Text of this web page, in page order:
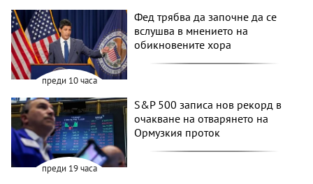
преди 10 часа
Фед трябва да започне да се
вслушва в мнението на
обикновените хора
преди 19 часа
S&P 500 записа нов рекорд в
очакване на отварянето на
Ормузкия проток